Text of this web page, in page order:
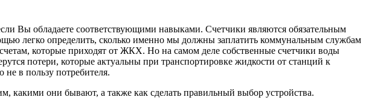
Вы обладаете соответствующими навыками. Счетчики являются обязательным
легко определить, сколько именно мы должны заплатить коммунальным службам
которые приходят от ЖКХ. Но на самом деле собственные счетчики воды
потери, которые актуальны при транспортировке жидкости от станций к
в пользу потребителя.
какими они бывают, а также как сделать правильный выбор устройства.